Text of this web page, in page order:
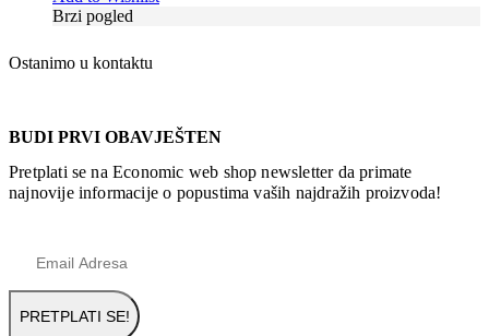
Brzi pogled
Ostanimo u kontaktu
BUDI PRVI OBAVJEŠTEN
Pretplati se na Economic web shop newsletter da primate
najnovije informacije o popustima vaših najdražih proizvoda!